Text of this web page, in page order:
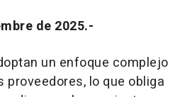
de 2025.-
un enfoque complejo
lo que obliga